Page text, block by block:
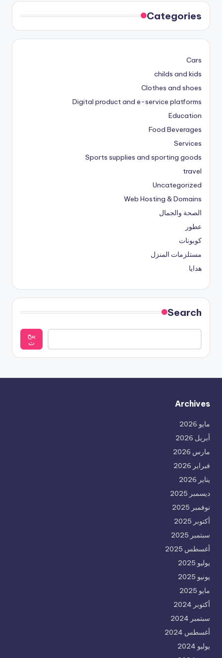
Categories
Cars
childs and kids
Clothes and shoes
Digital product and e-service platforms
Education
Food Beverages
Services
Sports supplies and sporting goods
travel
Uncategorized
Web Hosting & Domains
الصحة والجمال
عطور
كوبونات
مستلزمات المنزل
هدايا
Search
يبح
ث
Archives
مايو 2026
أبريل 2026
مارس 2026
فبراير 2026
يناير 2026
ديسمبر 2025
نوفمبر 2025
أكتوبر 2025
سبتمبر 2025
أغسطس 2025
يوليو 2025
يونيو 2025
مايو 2025
أكتوبر 2024
سبتمبر 2024
أغسطس 2024
يوليو 2024